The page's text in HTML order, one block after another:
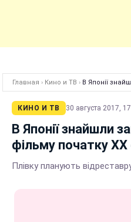
Главная › Кино и ТВ › В Японії
КИНО И ТВ 30 августа 2017,
В Японії знайшли
фільму початку ХХ
Плівку планують